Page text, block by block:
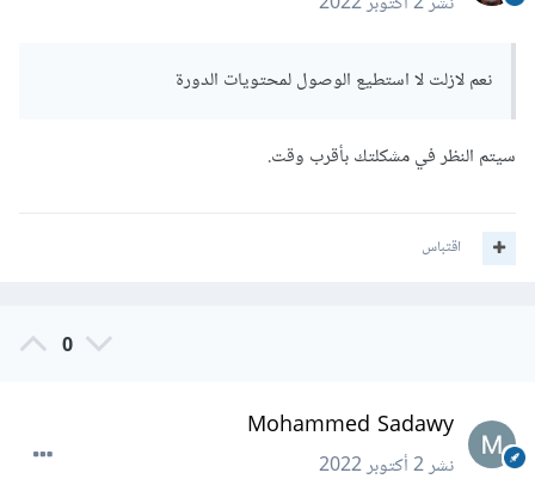
نعم لازلت لا استطيع الوصول لمحتويات الدورة
سيتم النظر في مشكلتك بأقرب وقت.
اقتباس
0
Mohammed Sadawy
نشر2 أكتوبر 2022